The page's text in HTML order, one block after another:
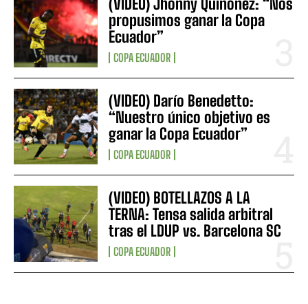
(VIDEO) Jhonny Quiñónez: “Nos
propusimos ganar la Copa
Ecuador”
COPA ECUADOR
(VIDEO) Darío Benedetto:
“Nuestro único objetivo es
ganar la Copa Ecuador”
COPA ECUADOR
(VIDEO) BOTELLAZOS A LA
TERNA: Tensa salida arbitral
tras el LDUP vs. Barcelona SC
COPA ECUADOR